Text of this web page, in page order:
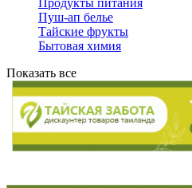
Продукты питания
Пуш-ап белье
Тайские фрукты
Бытовая химия
Показать все